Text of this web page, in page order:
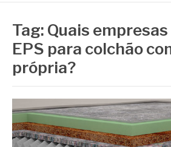
Tag: Quais
EPS para colchão
própria?